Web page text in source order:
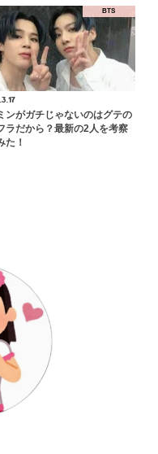
BTS
ンがガチじゃないのはグテの
ラだから？最新の2人を考察
た！